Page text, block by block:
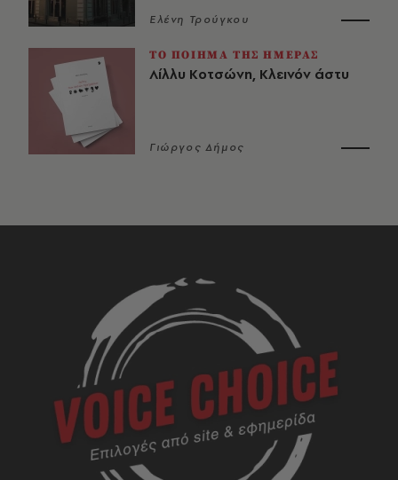
Ελένη Τρούγκου
ΤΟ ΠΟΙΗΜΑ ΤΗΣ ΗΜΕΡΑΣ
Λίλλυ Κοτσώνη, Κλεινόν άστυ
Γιώργος Δήμος